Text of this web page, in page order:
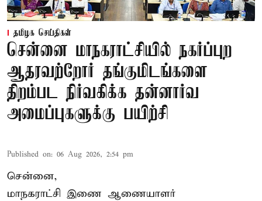
தமிழக செய்திகள்
சென்னை மாநகராட்சியில் நகர்ப்புற
ஆதரவற்றோர் தங்குமிடங்களை
திறம்பட நிர்வகிக்க தன்னார்வ
அமைப்புகளுக்கு பயிற்சி
Published on: 06 Aug 2026, 2:54 pm
சென்னை,
மாநகராட்சி இணை ஆணையாளர்